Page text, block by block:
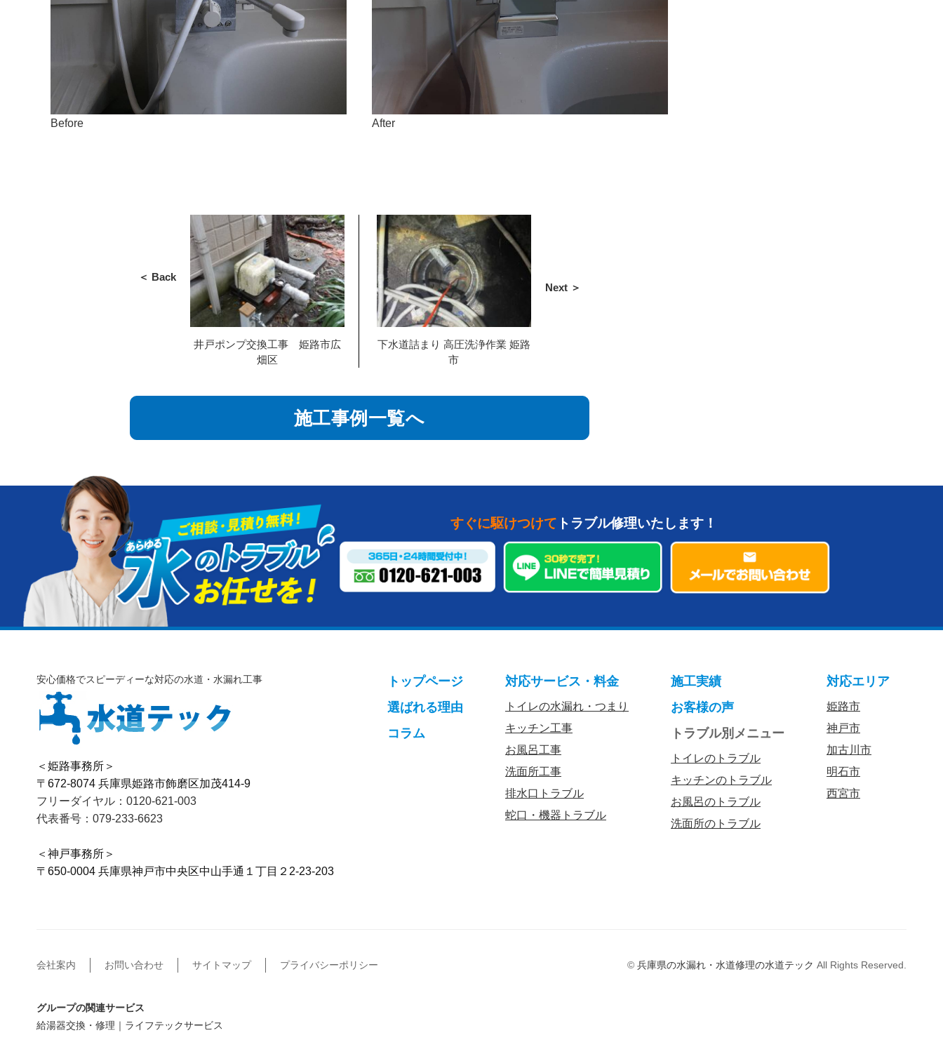
Before After
＜ Back
井戸ポンプ交換工事 姫路市広
畑区
Next ＞
下水道詰まり 高圧洗浄作業 姫路
市
施工事例一覧へ
すぐに駆けつけて トラブル修理いたします！
安心価格でスピーディーな対応の水道・水漏れ工事
＜姫路事務所＞
〒672-8074 兵庫県姫路市飾磨区加茂414-9
フリーダイヤル：0120-621-003
代表番号：079-233-6623
＜神戸事務所＞
〒650-0004 兵庫県神戸市中央区中山手通１丁目２2-23-203
トップページ
選ばれる理由
コラム
対応サービス・料金
トイレの水漏れ・つまり
キッチン工事
お風呂工事
洗面所工事
排水口トラブル
蛇口・機器トラブル
施工実績
お客様の声
トラブル別メニュー
トイレのトラブル
キッチンのトラブル
お風呂のトラブル
洗面所のトラブル
対応エリア
姫路市
神戸市
加古川市
明石市
西宮市
会社案内 お問い合わせ サイトマップ プライバシーポリシー © 兵庫県の水漏れ・水道修理の水道テック All Rights Reserved.
グループの関連サービス
給湯器交換・修理｜ライフテックサービス